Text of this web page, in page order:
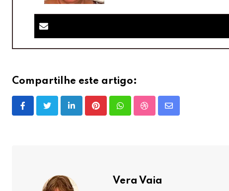
Compartilhe este artigo:
LinkedInPinterestWhatsappStumbleUpon
Share
Vera Vaia